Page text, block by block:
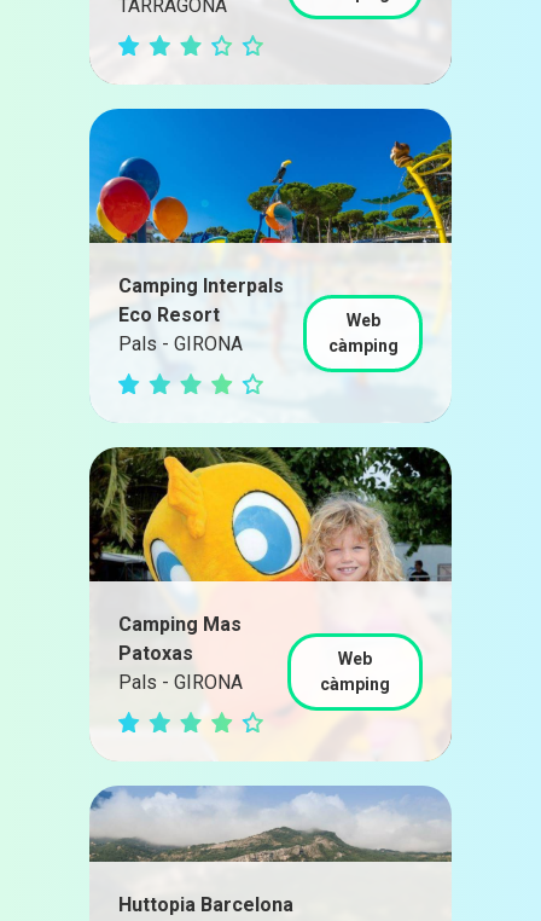
TARRAGONA
Camping Interpals
Eco Resort
Pals - GIRONA
Web
càmping
Camping Mas
Patoxas
Pals - GIRONA
Web
càmping
Huttopia Barcelona